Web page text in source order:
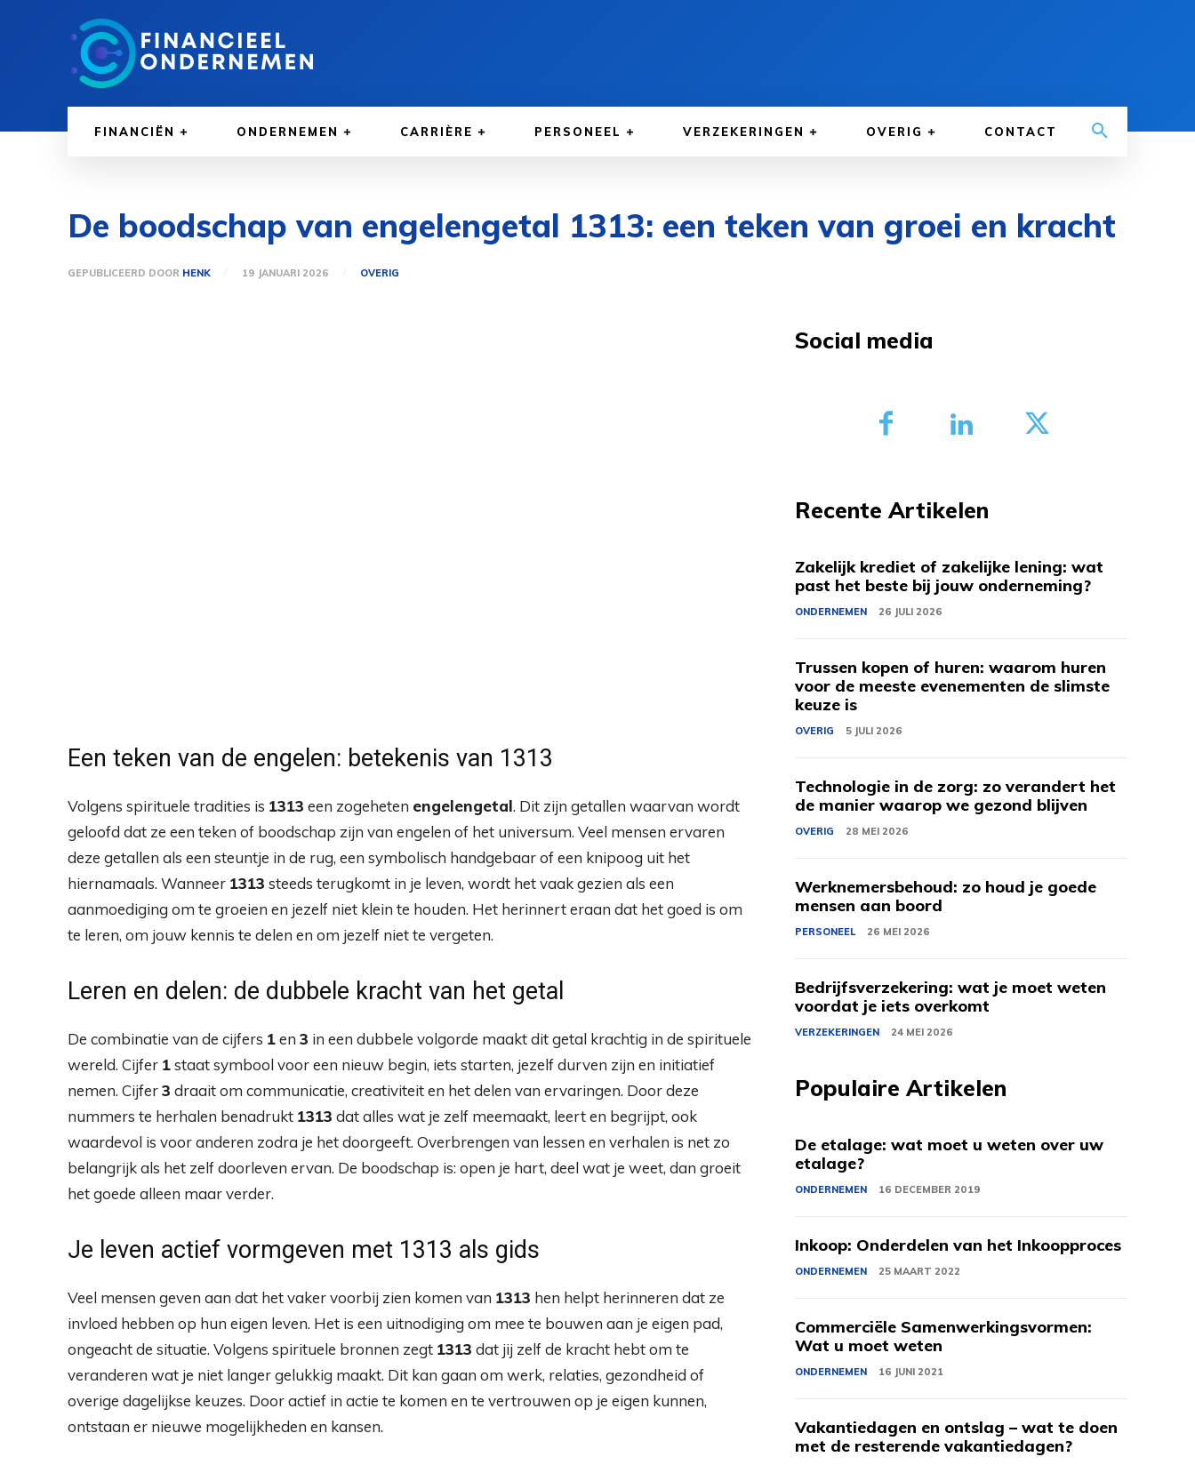
FINANCIËN ONDERNEMEN CARRIÈRE PERSONEEL VERZEKERINGEN OVERIG CONTACT
De boodschap van engelengetal 1313: een teken van groei en kracht
GEPUBLICEERD DOOR HENK 19 JANUARI 2026 OVERIG
Een teken van de engelen: betekenis van 1313
Volgens spirituele tradities is 1313 een zogeheten engelengetal. Dit zijn getallen waarvan wordt
geloofd dat ze een teken of boodschap zijn van engelen of het universum. Veel mensen ervaren
deze getallen als een steuntje in de rug, een symbolisch handgebaar of een knipoog uit het
hiernamaals. Wanneer 1313 steeds terugkomt in je leven, wordt het vaak gezien als een
aanmoediging om te groeien en jezelf niet klein te houden. Het herinnert eraan dat het goed is om
te leren, om jouw kennis te delen en om jezelf niet te vergeten.
Leren en delen: de dubbele kracht van het getal
De combinatie van de cijfers 1en 3 in een dubbele volgorde maakt dit getal krachtig in de spirituele
wereld. Cijfer 1staat symbool voor een nieuw begin, iets starten, jezelf durven zijn en initiatief
nemen. Cijfer3 draait om communicatie, creativiteit en het delen van ervaringen. Door deze
nummers te herhalen benadrukt 1313 dat alles wat je zelf meemaakt, leert en begrijpt, ook
waardevol is voor anderen zodra je het doorgeeft. Overbrengen van lessen en verhalen is net zo
belangrijk als het zelf doorleven ervan. De boodschap is: open je hart, deel wat je weet, dan groeit
het goede alleen maar verder.
Je leven actief vormgeven met 1313 als gids
Veel mensen geven aan dat het vaker voorbij zien komen van 1313 hen helpt herinneren dat ze
invloed hebben op hun eigen leven. Het is een uitnodiging om mee te bouwen aan je eigen pad,
ongeacht de situatie. Volgens spirituele bronnen zegt 1313 dat jij zelf de kracht hebt om te
veranderen wat je niet langer gelukkig maakt. Dit kan gaan om werk, relaties, gezondheid of
overige dagelijkse keuzes. Door actief in actie te komen en te vertrouwen op je eigen kunnen,
ontstaan er nieuwe mogelijkheden en kansen.
Social media
Recente Artikelen
Zakelijk krediet of zakelijke lening: wat
past het beste bij jouw onderneming?
ONDERNEMEN 26 JULI 2026
Trussen kopen of huren: waarom huren
voor de meeste evenementen de slimste
keuze is
OVERIG 5 JULI 2026
Technologie in de zorg: zo verandert het
de manier waarop we gezond blijven
OVERIG 28 MEI 2026
Werknemersbehoud: zo houd je goede
mensen aan boord
PERSONEEL 26 MEI 2026
Bedrijfsverzekering: wat je moet weten
voordat je iets overkomt
VERZEKERINGEN 24 MEI 2026
Populaire Artikelen
De etalage: wat moet u weten over uw
etalage?
ONDERNEMEN 16 DECEMBER 2019
Inkoop: Onderdelen van het Inkoopproces
ONDERNEMEN 25 MAART 2022
Commerciële Samenwerkingsvormen:
Wat u moet weten
ONDERNEMEN 16 JUNI 2021
Vakantiedagen en ontslag – wat te doen
met de resterende vakantiedagen?